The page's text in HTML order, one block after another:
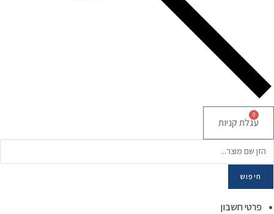
0
עגלת קניות
search
חיפוש
פרטי חשבון